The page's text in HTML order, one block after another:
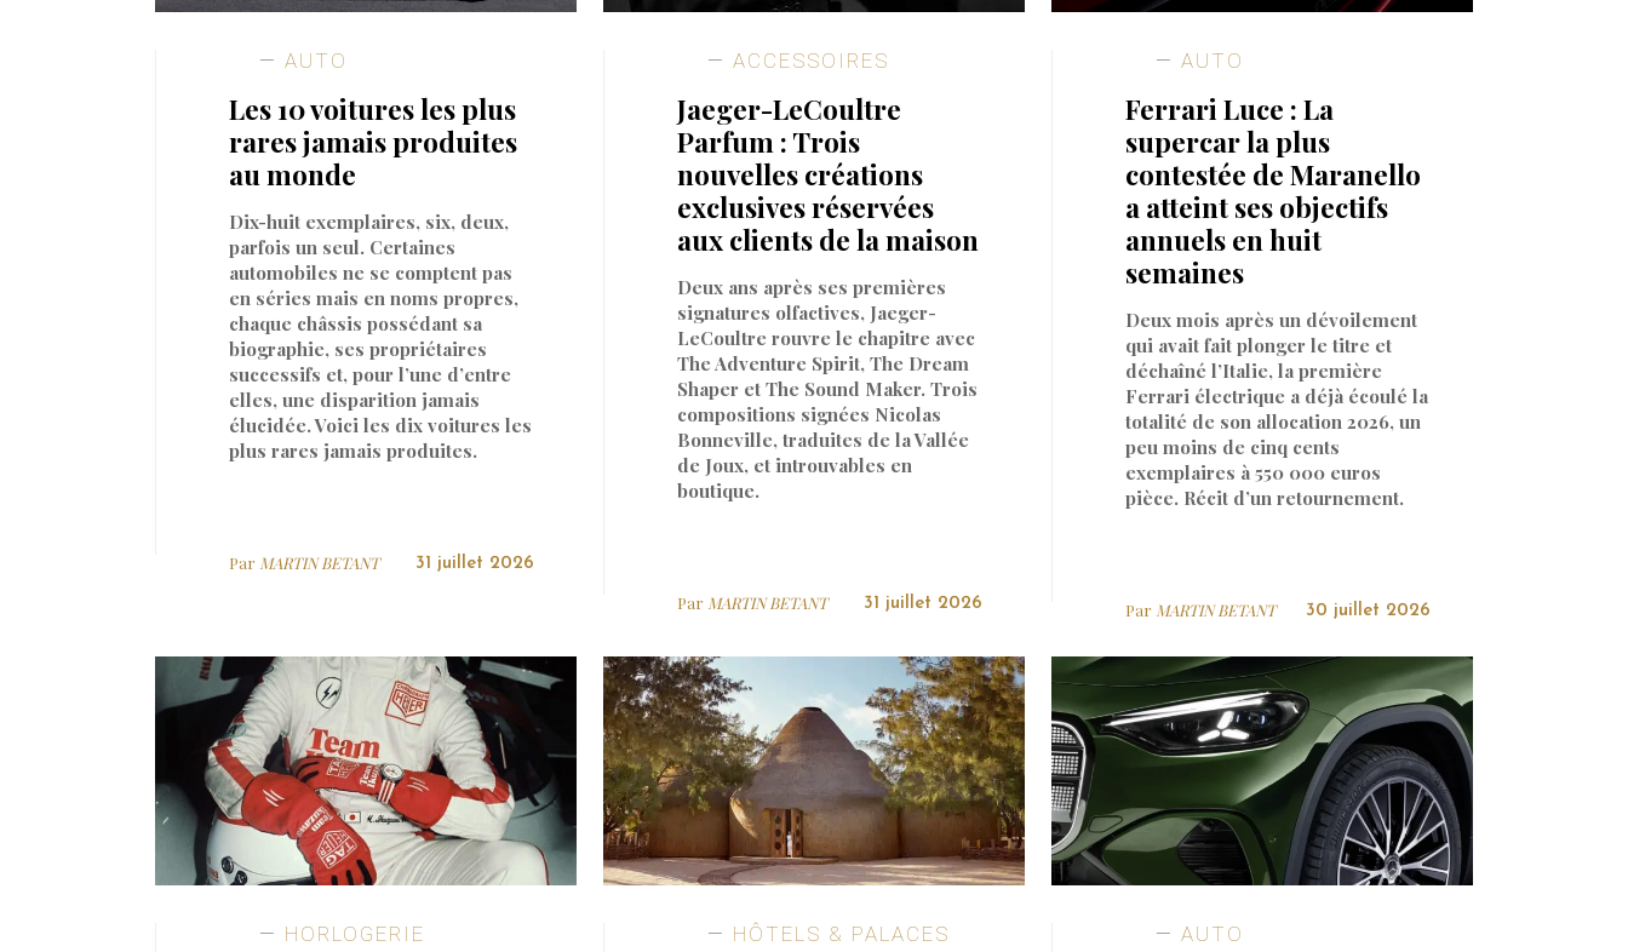
AUTO
Les 10 voitures les plus
rares jamais produites
au monde
Dix-huit exemplaires, six, deux,
parfois un seul. Certaines
automobiles ne se comptent pas
en séries mais en noms propres,
chaque châssis possédant sa
biographie, ses propriétaires
successifs et, pour l’une d’entre
elles, une disparition jamais
élucidée. Voici les dix voitures les
plus rares jamais produites.
Par MARTIN BETANT 31 juillet 2026
ACCESSOIRES
Jaeger-LeCoultre
Parfum : Trois
nouvelles créations
exclusives réservées
aux clients de la maison
Deux ans après ses premières
signatures olfactives, Jaeger-
LeCoultre rouvre le chapitre avec
The Adventure Spirit, The Dream
Shaper et The Sound Maker. Trois
compositions signées Nicolas
Bonneville, traduites de la Vallée
de Joux, et introuvables en
boutique.
Par MARTIN BETANT 31 juillet 2026
AUTO
Ferrari Luce : La
supercar la plus
contestée de Maranello
a atteint ses objectifs
annuels en huit
semaines
Deux mois après un dévoilement
qui avait fait plonger le titre et
déchaîné l’Italie, la première
Ferrari électrique a déjà écoulé la
totalité de son allocation 2026, un
peu moins de cinq cents
exemplaires à 550 000 euros
pièce. Récit d’un retournement.
Par MARTIN BETANT 30 juillet 2026
HORLOGERIE HÔTELS & PALACES AUTO